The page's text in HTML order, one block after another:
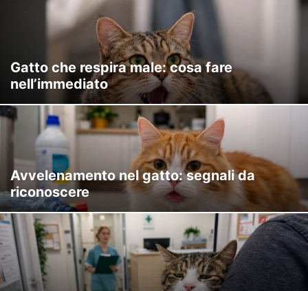
Gatto che respira male: cosa fare
nell’immediato
Avvelenamento nel gatto: segnali da
riconoscere